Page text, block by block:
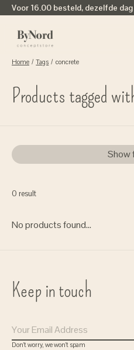
Voor 16.00 besteld, dezelfde
Home / Tags / concrete
Products tagged
Show
0 result
No products found...
Keep in touch
Don’t worry, we won’t spam